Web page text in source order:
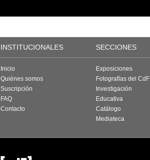
INSTITUCIONALES SECCIONES
Inicio
Quiénes somos
Suscripción
FAQ
Contacto
Exposiciones
Fotografías del CdF
Investigación
Educativa
Catálogo
Mediateca